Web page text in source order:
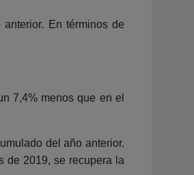
En términos de
7,4% menos que en el
del año anterior.
de 2019, se recupera la